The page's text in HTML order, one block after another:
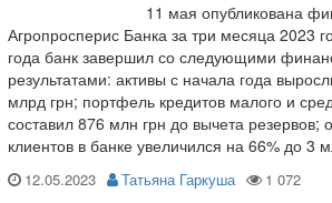
11 мая опубликована
Агропросперис Банка за три месяца 2023
года банк завершил со следующими
результатами: активы с начала года
млрд грн; портфель кредитов малого и
составил 876 млн грн до вычета резервов;
клиентов в банке увеличился на 66% до 3
12.05.2023 Татьяна Гаркуша